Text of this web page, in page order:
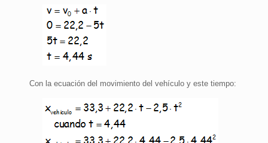
Con la ecuación del movimiento del vehículo y este tiempo: